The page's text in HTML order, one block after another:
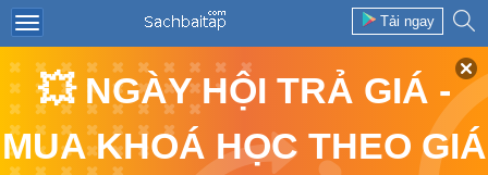
Tải ngay
💥 NGÀY HỘI TRẢ GIÁ -
MUA KHOÁ HỌC THEO GIÁ